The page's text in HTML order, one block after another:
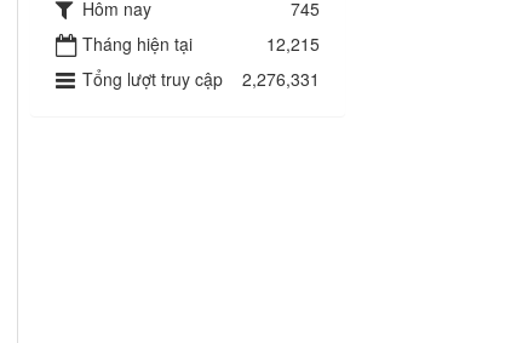
Hôm nay
745
Tháng hiện tại
12,215
Tổng lượt truy cập
2,276,331